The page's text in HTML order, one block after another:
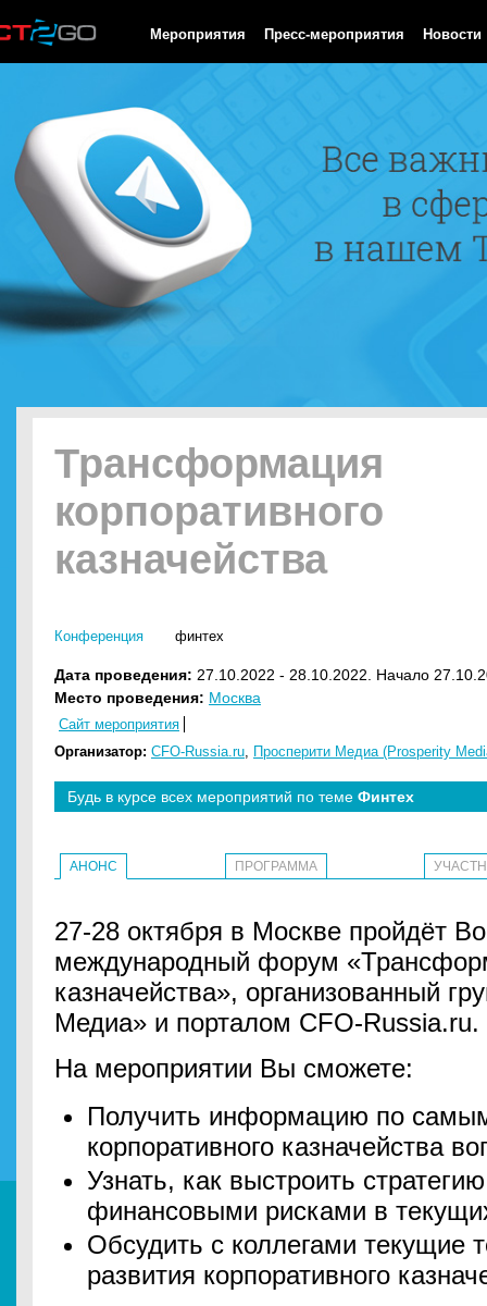
Мероприятия Пресс-мероприятия Новости
Трансформация
корпоративного
казначейства
Конференция финтех
Дата проведения: 27.10.2022 - 28.10.2022. Начало
Место проведения: Москва
Сайт мероприятия
Организатор: CFO-Russia.ru, Просперити Медиа (Prosperity
Будь в курсе всех мероприятий по теме Финтех
АНОНС ПРОГРАММА
27-28 октября в Москве пройдёт
международный форум
казначейства», организованный
Медиа» и порталом CFO-Russia.ru.
На мероприятии Вы сможете:
Получить информацию по
корпоративного казначейства
Узнать, как выстроить
финансовыми рисками в
Обсудить с коллегами текущие
развития корпоративного